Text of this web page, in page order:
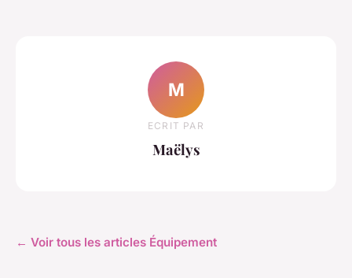
M
ECRIT PAR
Maëlys
← Voir tous les articles Équipement